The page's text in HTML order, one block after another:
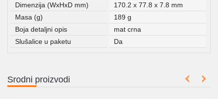
Dimenzija (WxHxD mm)
170.2 x 77.8 x 7.8 mm
Masa (g)
189 g
Boja detaljni opis
mat crna
Slušalice u paketu
Da
Srodni proizvodi